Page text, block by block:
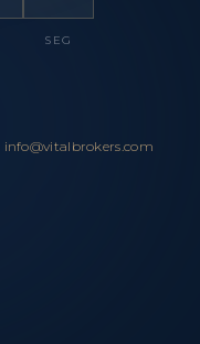
SEG
info@vitalbrokers.com